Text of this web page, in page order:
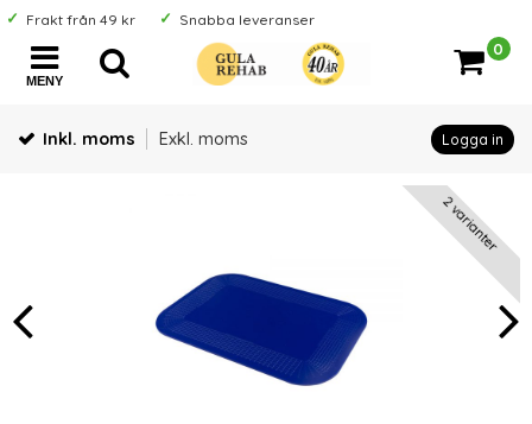
Frakt från 49 kr Snabba leveranser
MENY
0
Inkl. moms Exkl. moms Logga in
2 varianter